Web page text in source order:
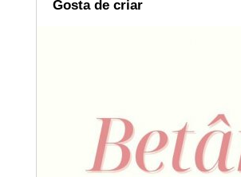
Gosta de criar